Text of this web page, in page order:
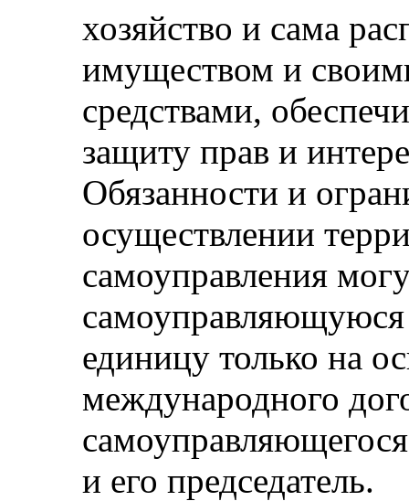
хозяйство и сама
имуществом и
средствами,
защиту прав и
Обязанности и
осуществлении
самоуправления
единицу только на
международного
и его председатель.